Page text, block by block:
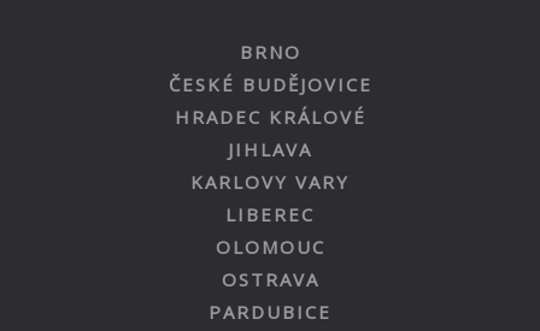
BRNO
ČESKÉ BUDĚJOVICE
HRADEC KRÁLOVÉ
JIHLAVA
KARLOVY VARY
LIBEREC
OLOMOUC
OSTRAVA
PARDUBICE